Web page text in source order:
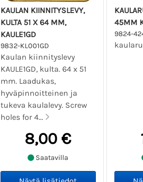
KAULAN KIINNITYSLEVY,
KULTA 51 X 64 MM,
KAULE1GD
9832-KL001GD
Kaulan kiinnityslevy
KAULE1GD, kulta. 64 x 51
mm. Laadukas,
hyväpinnoitteinen ja
tukeva kaulalevy. Screw
holes for 4...
8,00 €
Saatavilla
45MM
9824-